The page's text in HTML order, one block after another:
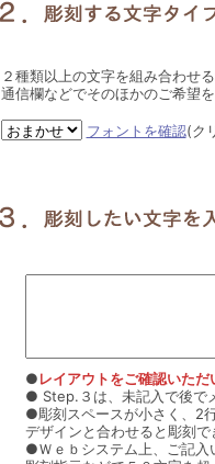
２種類以上の文字を組み合わせ
通信欄などでそのほかのご希望
フォントを確認(ク
●レイアウトをご確認いた
● Step.３は、未記入で後で
●彫刻スペースが小さく、2
デザインと合わせると彫刻で
●Ｗｅｂシステム上、ご記入